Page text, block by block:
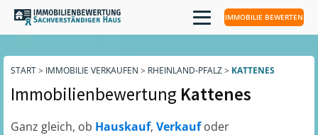
IMMOBILIE BEWERTEN
START> IMMOBILIE VERKAUFEN > RHEINLAND-PFALZ> KATTENES
Immobilienbewertung Kattenes
Ganz gleich, ob Hauskauf, Verkaufoder